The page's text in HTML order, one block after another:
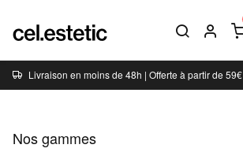
Livraison en moins de 48h | Offerte à partir de 59€
Nos gammes